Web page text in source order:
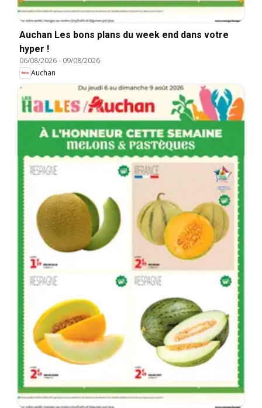
Auchan Les bons plans du week end dans votre
hyper !
06/08/2026- 09/08/2026
Auchan